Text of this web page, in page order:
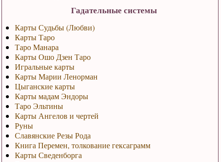
Гадательные системы
Карты Судьбы (Любви)
Карты Таро
Таро Манара
Карты Ошо Дзен Таро
Игральные карты
Карты Марии Ленорман
Цыганские карты
Карты мадам Эндоры
Таро Эльтины
Карты Ангелов и чертей
Руны
Славянские Резы Рода
Книга Перемен, толкование гексаграмм
Карты Сведенборга